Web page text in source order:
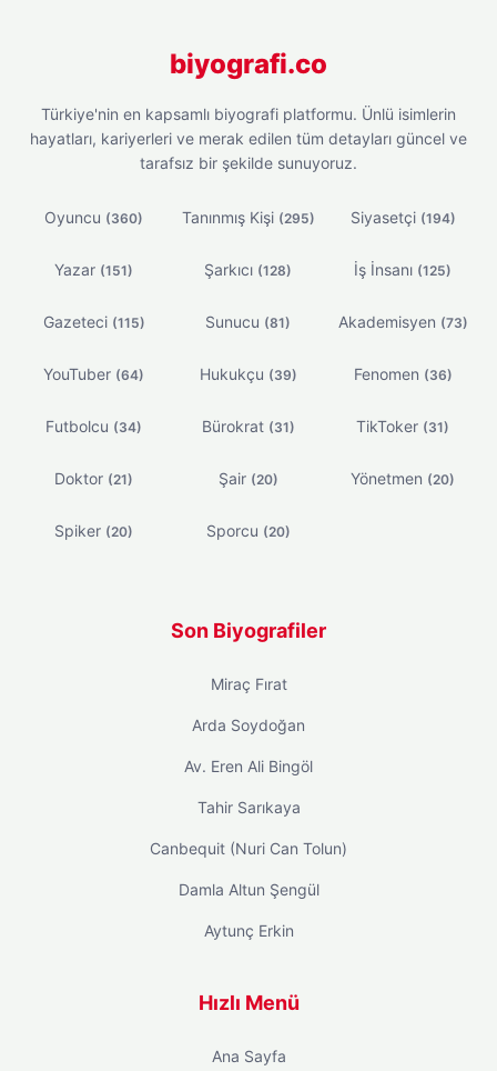
biyografi.co
Türkiye'nin en kapsamlı biyografi platformu. Ünlü isimlerin
hayatları, kariyerleri ve merak edilen tüm detayları güncel ve
tarafsız bir şekilde sunuyoruz.
Oyuncu (360) Tanınmış Kişi (295) Siyasetçi (194)
Yazar (151) Şarkıcı (128) İş İnsanı (125)
Gazeteci (115) Sunucu (81) Akademisyen (73)
YouTuber (64) Hukukçu (39) Fenomen (36)
Futbolcu (34) Bürokrat (31) TikToker (31)
Doktor (21) Şair (20) Yönetmen (20)
Spiker (20) Sporcu (20)
Son Biyografiler
Miraç Fırat
Arda Soydoğan
Av. Eren Ali Bingöl
Tahir Sarıkaya
Canbequit (Nuri Can Tolun)
Damla Altun Şengül
Aytunç Erkin
Hızlı Menü
Ana Sayfa